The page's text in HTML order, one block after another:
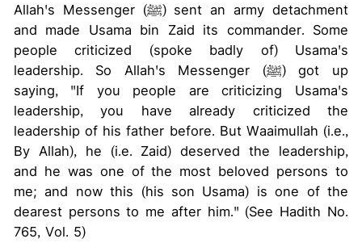
Allah's Messenger (ﷺ) sent an army detachment
and made Usama bin Zaid its commander. Some
people criticized (spoke badly of) Usama's
leadership. So Allah's Messenger (ﷺ) got up
saying, "If you people are criticizing Usama's
leadership, you have already criticized the
leadership of his father before. But Waaimullah (i.e.,
By Allah), he (i.e. Zaid) deserved the leadership,
and he was one of the most beloved persons to
me; and now this (his son Usama) is one of the
dearest persons to me after him." (See Hadith No.
765, Vol. 5)